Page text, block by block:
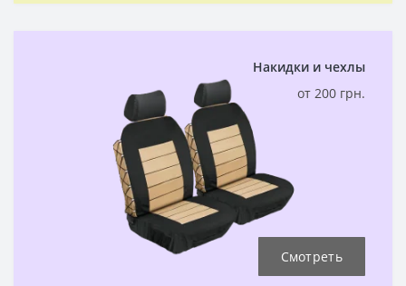
Накидки и чехлы
от 200 грн.
Смотреть